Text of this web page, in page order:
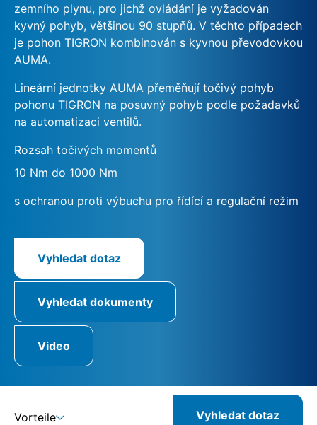
zemního plynu, pro jichž ovládání je vyžadován
kyvný pohyb, většinou 90 stupňů. V těchto případech
je pohon TIGRON kombinován s kyvnou převodovkou
AUMA.
Lineární jednotky AUMA přeměňují točivý pohyb
pohonu TIGRON na posuvný pohyb podle požadavků
na automatizaci ventilů.
Rozsah točivých momentů
10 Nm do 1000 Nm
s ochranou proti výbuchu pro řídící a regulační režim
Vyhledat dotaz
Vyhledat dokumenty
Video
Vorteile Vyhledat dotaz